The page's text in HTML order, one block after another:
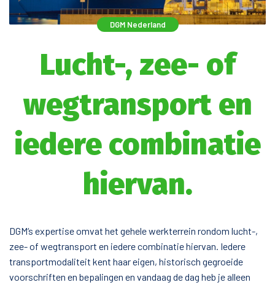
DGM Nederland
Lucht-, zee- of
wegtransport en
iedere combinatie
hiervan.
DGM‘s expertise omvat het gehele werkterrein rondom lucht-,
zee- of wegtransport en iedere combinatie hiervan. Iedere
transportmodaliteit kent haar eigen, historisch gegroeide
voorschriften en bepalingen en vandaag de dag heb je alleen